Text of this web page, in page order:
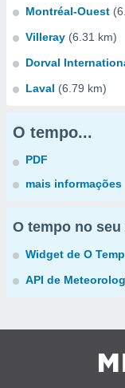
Montréal-Ouest
Villeray (6.31 km)
Dorval
Laval (6.79 km)
O tempo...
PDF
mais informações
O tempo no seu
Widget de O
API de